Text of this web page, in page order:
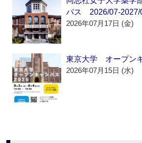
パス 2026/07-2027/
2026年07月17日 (金)
東京大学 オープン
2026年07月15日 (水)